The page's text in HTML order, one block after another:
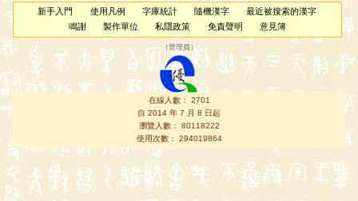
新手入門 使用凡例 字庫統計 隨機漢字
最近被搜索的漢字
鳴謝
製作單位 私隱政策 免責聲明 意見簿
（管理員 ）
在線人數： 2701
自 2014 年 7 月 8 日起
瀏覽人數： 80118222
使用次數： 294019864